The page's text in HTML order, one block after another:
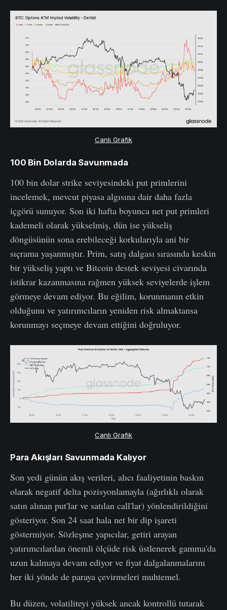
Canlı Grafik
100 Bin Dolarda Savunmada
100 bin dolar strike seviyesindeki put primlerini
incelemek, mevcut piyasa algısına dair daha fazla
içgörü sunuyor. Son iki hafta boyunca net put primleri
kademeli olarak yükselmiş, dün ise yükseliş
döngüsünün sona erebileceği korkularıyla ani bir
sıçrama yaşanmıştır. Prim, satış dalgası sırasında keskin
bir yükseliş yaptı ve Bitcoin destek seviyesi civarında
istikrar kazanmasına rağmen yüksek seviyelerde işlem
görmeye devam ediyor. Bu eğilim, korunmanın etkin
olduğunu ve yatırımcıların yeniden risk almaktansa
korunmayı seçmeye devam ettiğini doğruluyor.
Canlı Grafik
Para Akışları Savunmada Kalıyor
Son yedi günün akış verileri, alıcı faaliyetinin baskın
olarak negatif delta pozisyonlamayla (ağırlıklı olarak
satın alınan put'lar ve satılan call'lar) yönlendirildiğini
gösteriyor. Son 24 saat hala net bir dip işareti
göstermiyor. Sözleşme yapıcılar, getiri arayan
yatırımcılardan önemli ölçüde risk üstlenerek gamma'da
uzun kalmaya devam ediyor ve fiyat dalgalanmalarını
her iki yönde de paraya çevirmeleri muhtemel.
Bu düzen, volatiliteyi yüksek ancak kontrollü tutarak